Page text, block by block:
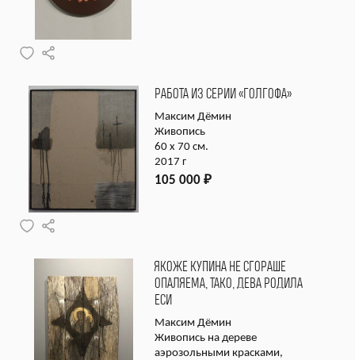
РАБОТА ИЗ СЕРИИ «ГОЛГОФА»
Максим Дёмин
Живопись
60 х 70 см.
2017 г
105 000 ₽
ЯКОЖЕ КУПИНА НЕ СГОРАШЕ
ОПАЛЯЕМА, ТАКО, ДЕВА РОДИЛА
ЕСИ
Максим Дёмин
Живопись на дереве
аэрозольными красками,